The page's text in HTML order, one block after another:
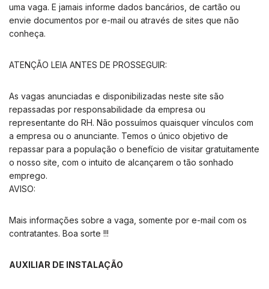
uma vaga. E jamais informe dados bancários, de cartão ou
envie documentos por e-mail ou através de sites que não
conheça.
ATENÇÃO LEIA ANTES DE PROSSEGUIR:
As vagas anunciadas e disponibilizadas neste site são
repassadas por responsabilidade da empresa ou
representante do RH. Não possuímos quaisquer vínculos com
a empresa ou o anunciante. Temos o único objetivo de
repassar para a população o benefício de visitar gratuitamente
o nosso site, com o intuito de alcançarem o tão sonhado
emprego.
AVISO:
Mais informações sobre a vaga, somente por e-mail com os
contratantes. Boa sorte !!!
AUXILIAR DE INSTALAÇÃO